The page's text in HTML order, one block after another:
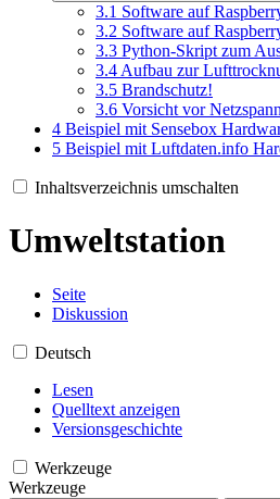
3.1 Software auf
3.2 Software auf
3.3 Python-Skript zum
3.4 Aufbau zur
3.5 Brandschutz!
3.6 Vorsicht vor
4 Beispiel mit Sensebox
5 Beispiel mit Luftdaten.info
Inhaltsverzeichnis umschalten
Umweltstation
Seite
Diskussion
Deutsch
Lesen
Quelltext anzeigen
Versionsgeschichte
Werkzeuge
Werkzeuge